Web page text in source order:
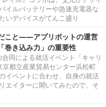
イルバッテリーや急速充電器な
いデバイスがてんこ盛り
こと――アプリボットの運営
巻き込み力」の重要性
同による就活イベント「キャリ
都立産業貿易センター浜松町
イベントに合わせ、自身の就活
エイターに聞いてみたので、そ